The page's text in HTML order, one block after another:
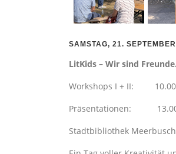
SAMSTAG, 21.
LitKids – Wir sind
Workshops I + II: 10.00
Präsentationen: 13.00
Stadtbibliothek